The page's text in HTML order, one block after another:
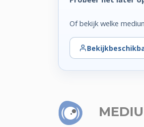
Of bekijk welke
Bekijk